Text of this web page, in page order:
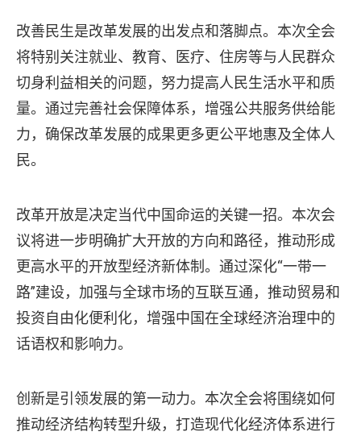
改善民生是改革发展的出发点和落脚点。本次全会
将特别关注就业、教育、医疗、住房等与人民群众
切身利益相关的问题，努力提高人民生活水平和质
量。通过完善社会保障体系，增强公共服务供给能
力，确保改革发展的成果更多更公平地惠及全体人
民。
改革开放是决定当代中国命运的关键一招。本次会
议将进一步明确扩大开放的方向和路径，推动形成
更高水平的开放型经济新体制。通过深化“一带一
路”建设，加强与全球市场的互联互通，推动贸易和
投资自由化便利化，增强中国在全球经济治理中的
话语权和影响力。
创新是引领发展的第一动力。本次全会将围绕如何
推动经济结构转型升级，打造现代化经济体系进行